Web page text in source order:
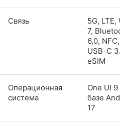
Связь
5G, LTE,
7,
6,0, NFC,
USB-C
eSIM
Операционная
система
One UI 9
базе
17